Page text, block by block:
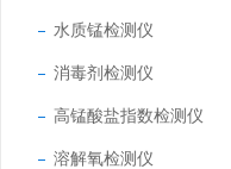
水质锰检测仪
消毒剂检测仪
高锰酸盐指数检测仪
溶解氧检测仪